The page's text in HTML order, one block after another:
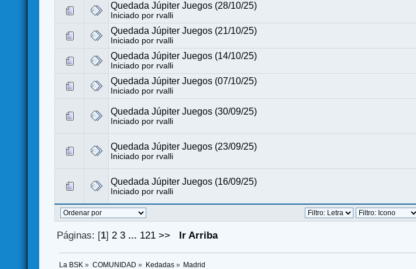
Quedada Júpiter Juegos (28/10/25)
Iniciado por rvalli
Quedada Júpiter Juegos (21/10/25)
Iniciado por rvalli
Quedada Júpiter Juegos (14/10/25)
Iniciado por rvalli
Quedada Júpiter Juegos (07/10/25)
Iniciado por rvalli
Quedada Júpiter Juegos (30/09/25)
Iniciado por rvalli
Quedada Júpiter Juegos (23/09/25)
Iniciado por rvalli
Quedada Júpiter Juegos (16/09/25)
Iniciado por rvalli
Páginas: [1] 2 3 ... 121 >> Ir Arriba
La BSK » COMUNIDAD » Kedadas» Madrid